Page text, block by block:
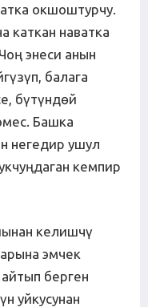
окшоштурчу.
каткан наватка
энеси анын
балага
бүтүндөй
Башка
негедир ушул
кемпир
келишчү
эмчек
берген
уйкусунан